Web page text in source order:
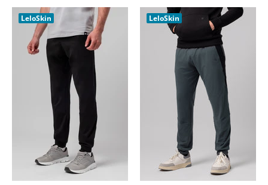
LeloSkin LeloSkin